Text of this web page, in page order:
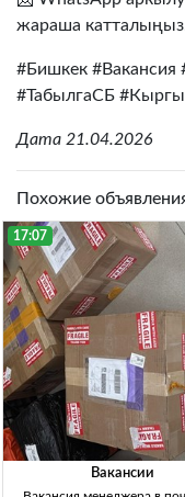
жараша
#Бишкек
#ТабылгаСБ
Дата 21.04.2026
Похожие
17:07
Вакансии